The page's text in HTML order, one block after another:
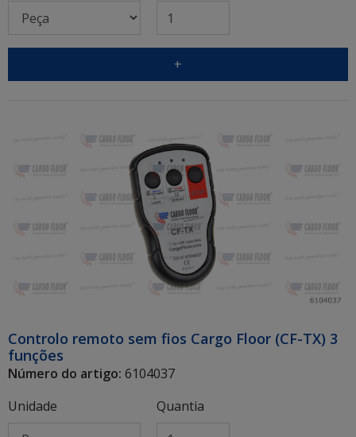
+
Controlo remoto sem fios Cargo Floor (CF-TX) 3
funções
Número do artigo: 6104037
Unidade
Quantia